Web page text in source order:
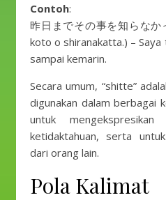
Contoh:
昨日までその事を知らな
koto o shiranakatta.) –
sampai kemarin.
Secara umum, “shitte”
digunakan dalam berbagai
untuk mengekspresikan
ketidaktahuan, serta
dari orang lain.
Pola Kalimat